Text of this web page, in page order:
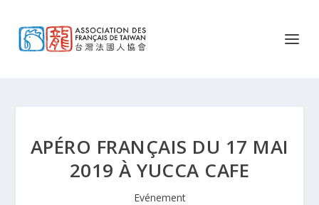
APÉRO FRANÇAIS DU 17 MAI
2019 À YUCCA CAFE
Evénement